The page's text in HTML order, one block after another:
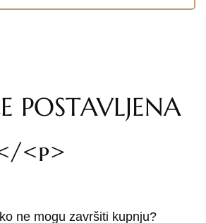
POSTAVLJENA
<p>
ne mogu završiti kupnju?